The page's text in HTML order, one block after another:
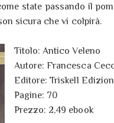
state passando il
sicura che vi colpirà.
Titolo: Antico Veleno
Autore: Francesca
Editore: Triskell
Pagine: 70
Prezzo: 2,49 ebook